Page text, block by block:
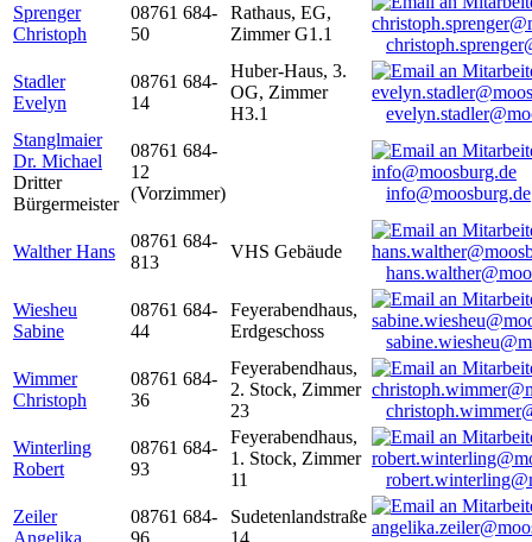
Sprenger
Christoph
08761 684-
50
Rathaus, EG,
Zimmer G1.1
Stadler
Evelyn
08761 684-
14
Huber-Haus, 3.
OG, Zimmer
H3.1
Stanglmaier
Dr. Michael
Dritter
Bürgermeister
08761 684-
12
(Vorzimmer)
info@moosburg.de
Walther Hans
08761 684-
813
VHS Gebäude
Wiesheu
Sabine
08761 684-
44
Feyerabendhaus,
Erdgeschoss
Wimmer
Christoph
08761 684-
36
Feyerabendhaus,
2. Stock, Zimmer
23
Winterling
Robert
08761 684-
93
Feyerabendhaus,
1. Stock, Zimmer
11
Zeiler
Angelika
08761 684-
96
Sudetenlandstraße
14